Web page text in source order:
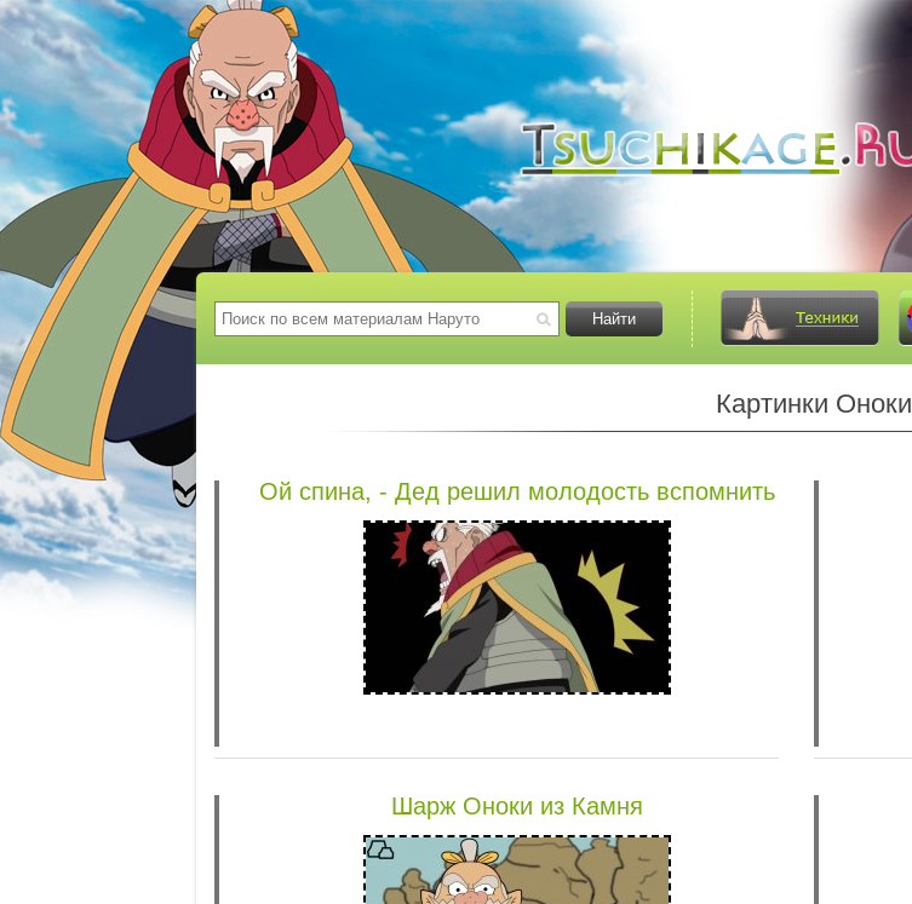
Картинки Оноки
Ой спина, - Дед решил молодость вспомнить
Шарж Оноки из Камня